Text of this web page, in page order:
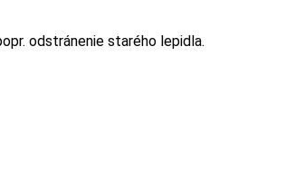
odstránenie starého lepidla.